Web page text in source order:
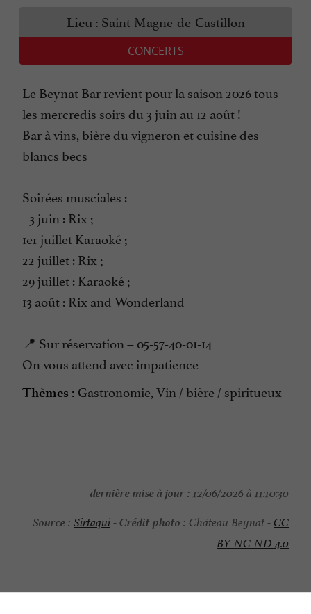
Lieu : Saint-Magne-de-Castillon
CONCERTS
Le Beynat Bar revient pour la saison 2026 tous
les mercredis soirs du 3 juin au 12 août !
Bar à vins, bière du vigneron et cuisine des
blancs becs
Soirées musciales :
- 3 juin : Rix ;
1er juillet Karaoké ;
22 juillet : Rix ;
29 juillet : Karaoké ;
13 août : Rix and Wonderland
📍 Sur réservation – 05-57-40-01-14
On vous attend avec impatience
Thèmes : Gastronomie, Vin / bière / spiritueux
dernière mise à jour : 12/06/2026 à 11:10:30
Source : Sirtaqui-Crédit photo : Château Beynat -CC
BY-NC-ND 4.0